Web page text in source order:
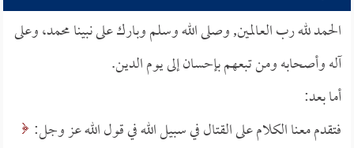
الحمد لله رب العالمين, وصلى الله وسلم وبارك على نبينا محمد، وعلى
آله وأصحابه ومن تبعهم بإحسان إلى يوم الدين.
أما بعد:
فتقدم معنا الكلام على القتال في سبيل الله في قول الله عز وجل: